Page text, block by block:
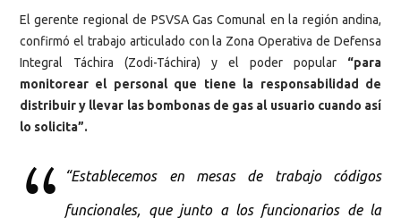
El gerente regional de PSVSA Gas Comunal en la región andina,
confirmó el trabajo articulado con la Zona Operativa de Defensa
Integral Táchira (Zodi-Táchira) y el poder popular “para
monitorear el personal que tiene la responsabilidad de
distribuir y llevar las bombonas de gas al usuario cuando así
lo solicita”.
“Establecemos en mesas de trabajo códigos
funcionales, que junto a los funcionarios de la